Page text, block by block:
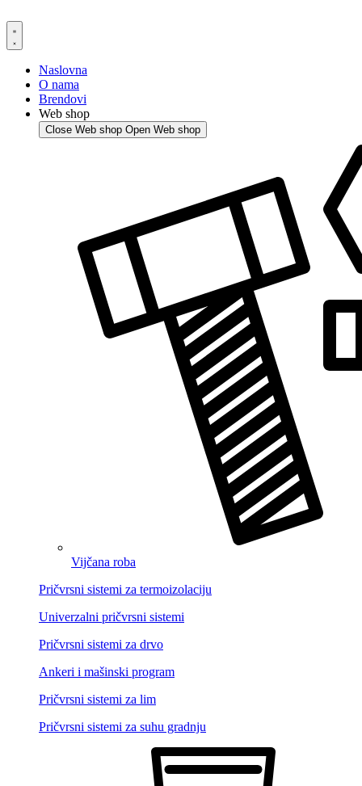
to
content
Naslovna
O nama
Brendovi
Web shop
Close Web shop Open Web shop
Vijčana roba
Pričvrsni sistemi za termoizolaciju
Univerzalni pričvrsni sistemi
Pričvrsni sistemi za drvo
Ankeri i mašinski program
Pričvrsni sistemi za lim
Pričvrsni sistemi za suhu gradnju